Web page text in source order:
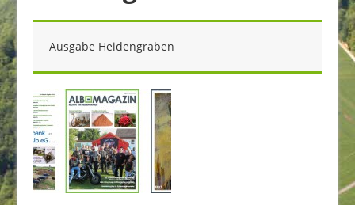
Ausgabe Heidengraben